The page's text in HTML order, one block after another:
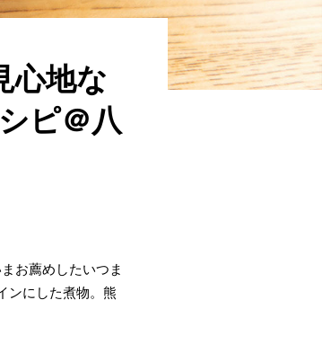
心地な
ピ＠八
お薦めしたいつま
ンにした煮物。熊